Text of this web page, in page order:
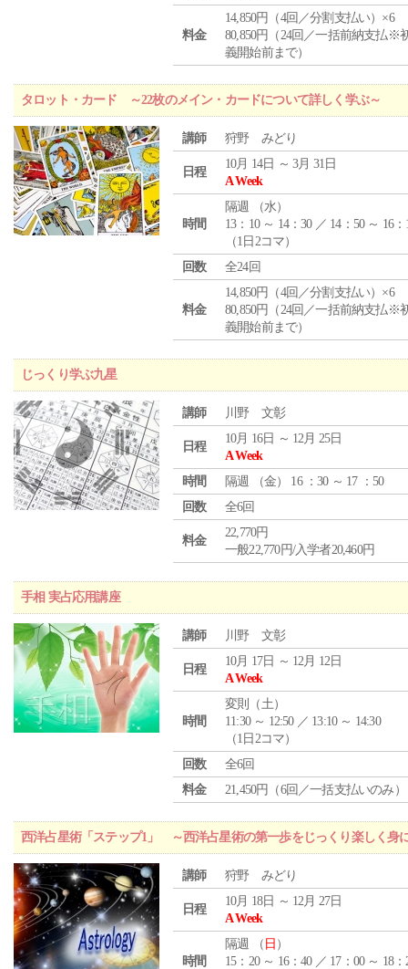
料金
14,850円（4回／分割支払い）×6
80,850円（24回／一括前納支払※
義開始前まで）
タロット・カード ～22枚のメイン・カードについて詳しく学ぶ～
講師 狩野 みどり
日程
10月 14日 ～ 3月 31日
A Week
時間
隔週 （水）
13：10 ～ 14：30 ／ 14：50 ～ 16：
（1日2コマ）
回数
全24回
料金
14,850円（4回／分割支払い）×6
80,850円（24回／一括前納支払※
義開始前まで）
じっくり学ぶ九星
講師 川野 文彰
日程
10月 16日 ～ 12月 25日
A Week
時間
隔週 （金） 16 ：30 ～ 17 ：50
回数
全6回
料金
22,770円
一般22,770円/入学者20,460円
手相 実占応用講座
講師 川野 文彰
日程
10月 17日 ～ 12月 12日
A Week
時間
変則（土）
11:30 ～ 12:50 ／ 13:10 ～ 14:30
（1日2コマ）
回数
全6回
料金
21,450円（6回／一括支払いのみ）
西洋占星術「ステップ1」 ～西洋占星術の第一歩をじっくり楽しく身
講師 狩野 みどり
日程
10月 18日 ～ 12月 27日
A Week
時間
隔週 （ 日 ）
15：20 ～ 16：40 ／ 17：00 ～ 18：